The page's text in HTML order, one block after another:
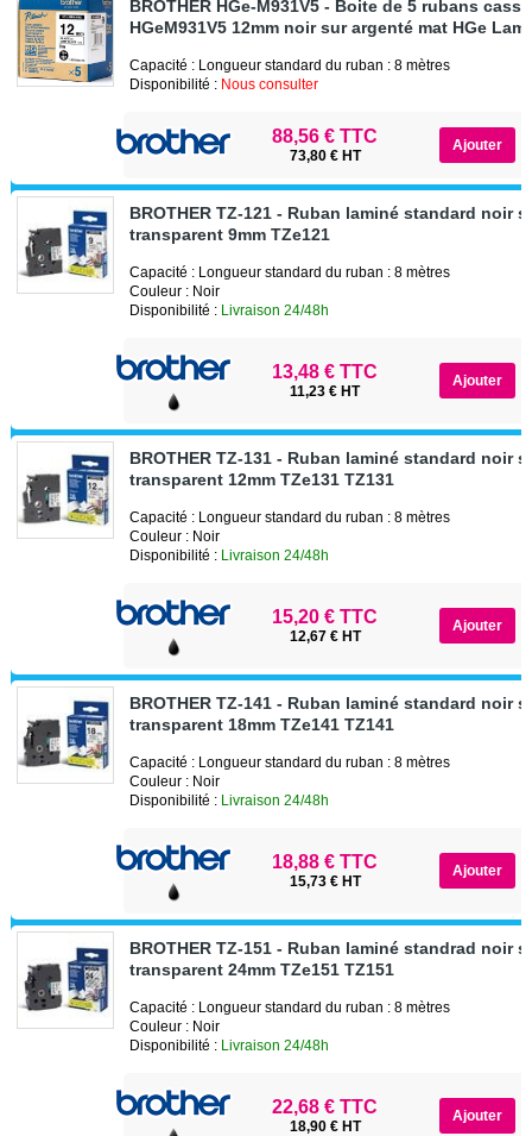
BROTHER HGe-M931V5 - Boite de 5 rubans
HGeM931V5 12mm noir sur argenté mat HGe
Capacité : Longueur standard du ruban : 8 mètres
Disponibilité : Nous consulter
88,56 € TTC
73,80 € HT
BROTHER TZ-121 - Ruban laminé standard noir
transparent 9mm TZe121
Capacité : Longueur standard du ruban : 8 mètres
Couleur : Noir
Disponibilité : Livraison 24/48h
13,48 € TTC
11,23 € HT
BROTHER TZ-131 - Ruban laminé standard noir
transparent 12mm TZe131 TZ131
Capacité : Longueur standard du ruban : 8 mètres
Couleur : Noir
Disponibilité : Livraison 24/48h
15,20 € TTC
12,67 € HT
BROTHER TZ-141 - Ruban laminé standard noir
transparent 18mm TZe141 TZ141
Capacité : Longueur standard du ruban : 8 mètres
Couleur : Noir
Disponibilité : Livraison 24/48h
18,88 € TTC
15,73 € HT
BROTHER TZ-151 - Ruban laminé standrad noir
transparent 24mm TZe151 TZ151
Capacité : Longueur standard du ruban : 8 mètres
Couleur : Noir
Disponibilité : Livraison 24/48h
22,68 € TTC
18,90 € HT